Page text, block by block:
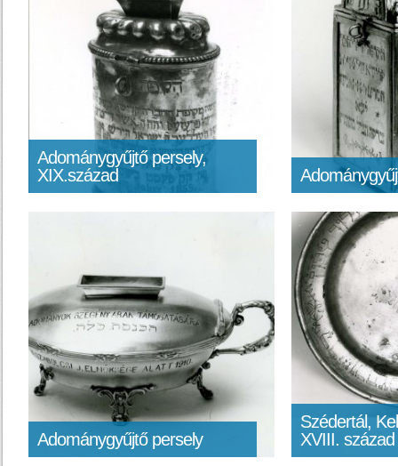
Adománygyűjtő persely,
XIX.század
Adománygyűjtő persely
Szédertál,
XVIII. század